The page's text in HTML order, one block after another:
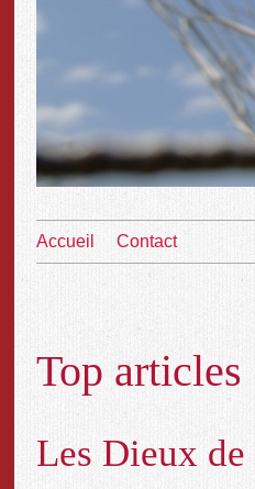
Accueil Contact
Top articles
Les Dieux